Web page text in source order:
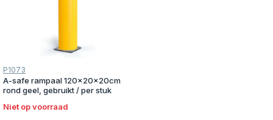
P1073
A-safe rampaal 120x20x20cm
rond geel, gebruikt / per stuk
Niet op voorraad